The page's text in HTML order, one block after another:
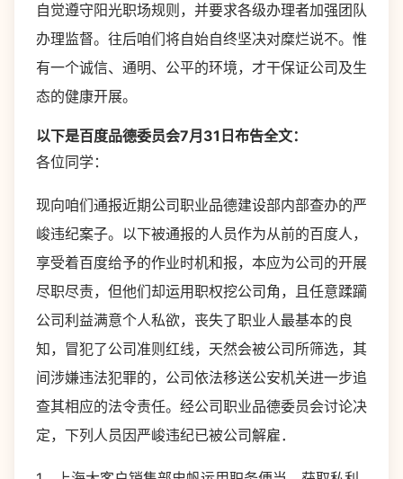
自觉遵守阳光职场规则，并要求各级办理者加强团队
办理监督。往后咱们将自始自终坚决对糜烂说不。惟
有一个诚信、通明、公平的环境，才干保证公司及生
态的健康开展。
以下是百度品德委员会7月31日布告全文：
各位同学：
现向咱们通报近期公司职业品德建设部内部查办的严
峻违纪案子。以下被通报的人员作为从前的百度人，
享受着百度给予的作业时机和报，本应为公司的开展
尽职尽责，但他们却运用职权挖公司角，且任意蹂躏
公司利益满意个人私欲，丧失了职业人最基本的良
知，冒犯了公司准则红线，天然会被公司所筛选，其
间涉嫌违法犯罪的，公司依法移送公安机关进一步追
查其相应的法令责任。经公司职业品德委员会讨论决
定，下列人员因严峻违纪已被公司解雇．